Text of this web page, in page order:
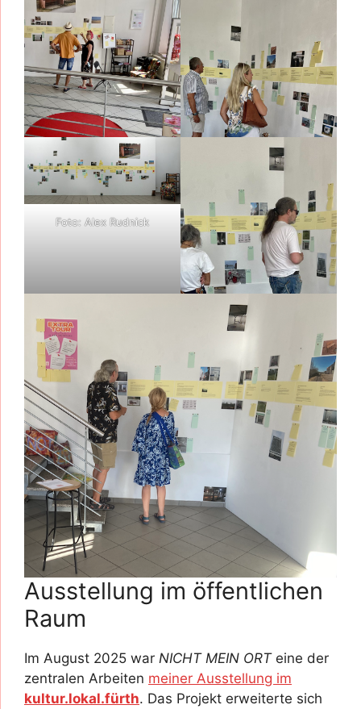
Foto: Alex Rudnick
Ausstellung im öffentlichen
Raum
Im August 2025 war NICHT MEIN ORTeine der
zentralen Arbeiten meiner Ausstellung im
kultur.lokal.fürth. Das Projekt erweiterte sich